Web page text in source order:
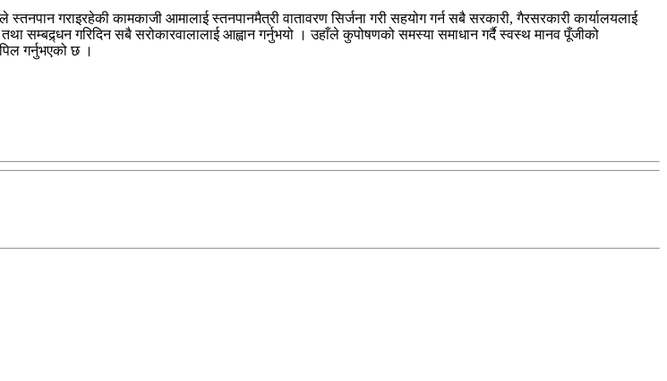
गराइरहेकी कामकाजी आमालाई स्तनपानमैत्री वातावरण सिर्जना गरी सहयोग गर्न सबै सरकारी, गैरसरकारी कार्यालयलाई
सम्बद्र्धन गरिदिन सबै सरोकारवालालाई आह्वान गर्नुभयो । उहाँले कुपोषणको समस्या समाधान गर्दै स्वस्थ मानव पूँजीको
गर्नुभएको छ ।